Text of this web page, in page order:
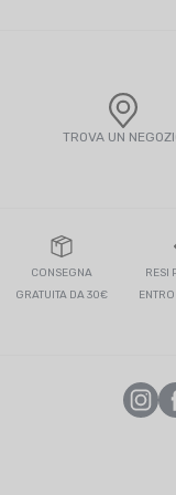
TROVA UN
CONSEGNA
GRATUITA DA 30€
RESI